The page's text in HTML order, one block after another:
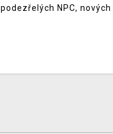
podezřelých NPC,